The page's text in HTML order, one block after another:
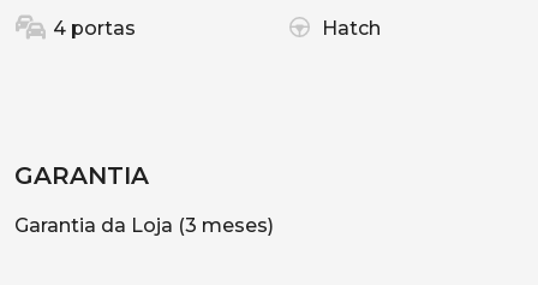
4 portas Hatch
GARANTIA
Garantia da Loja (3 meses)